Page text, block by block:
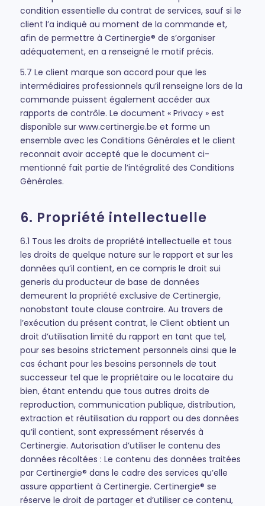
condition essentielle du contrat de services, sauf si le
client l’a indiqué au moment de la commande et,
afin de permettre à Certinergie® de s’organiser
adéquatement, en a renseigné le motif précis.
5.7 Le client marque son accord pour que les
intermédiaires professionnels qu’il renseigne lors de la
commande puissent également accéder aux
rapports de contrôle. Le document « Privacy » est
disponible sur www.certinergie.be et forme un
ensemble avec les Conditions Générales et le client
reconnait avoir accepté que le document ci-
mentionné fait partie de l’intégralité des Conditions
Générales.
6. Propriété intellectuelle
6.1 Tous les droits de propriété intellectuelle et tous
les droits de quelque nature sur le rapport et sur les
données qu’il contient, en ce compris le droit sui
generis du producteur de base de données
demeurent la propriété exclusive de Certinergie,
nonobstant toute clause contraire. Au travers de
l’exécution du présent contrat, le Client obtient un
droit d’utilisation limité du rapport en tant que tel,
pour ses besoins strictement personnels ainsi que le
cas échant pour les besoins personnels de tout
successeur tel que le propriétaire ou le locataire du
bien, étant entendu que tous autres droits de
reproduction, communication publique, distribution,
extraction et réutilisation du rapport ou des données
qu’il contient, sont expressément réservés à
Certinergie. Autorisation d’utiliser le contenu des
données récoltées : Le contenu des données traitées
par Certinergie® dans le cadre des services qu’elle
assure appartient à Certinergie. Certinergie® se
réserve le droit de partager et d’utiliser ce contenu,